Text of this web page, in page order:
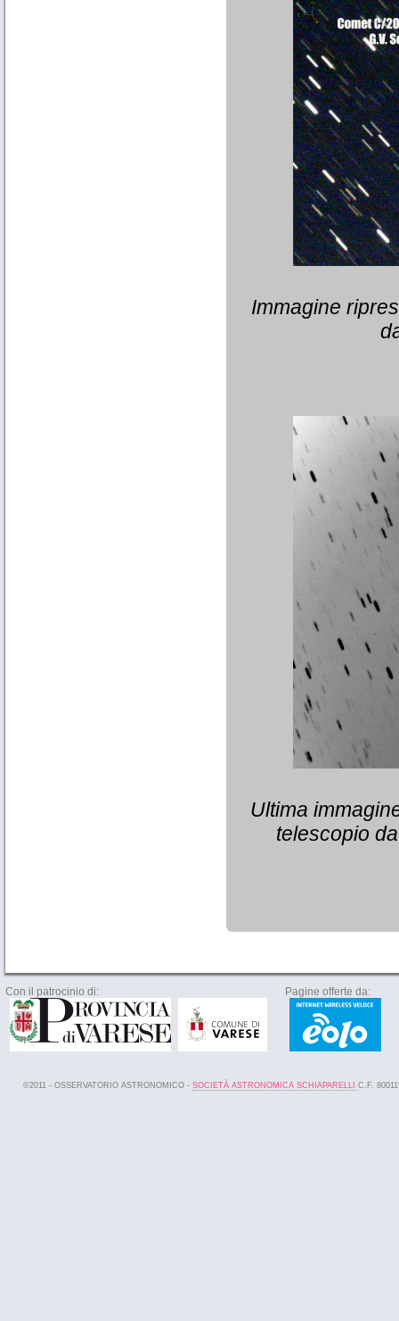
Immagine
Ultima
telescopio
Con il patrocinio di: Pagine offerte da:
©2011 - OSSERVATORIO ASTRONOMICO - SOCIETÀ ASTRONOMICA SCHIAPARELLI C.F.